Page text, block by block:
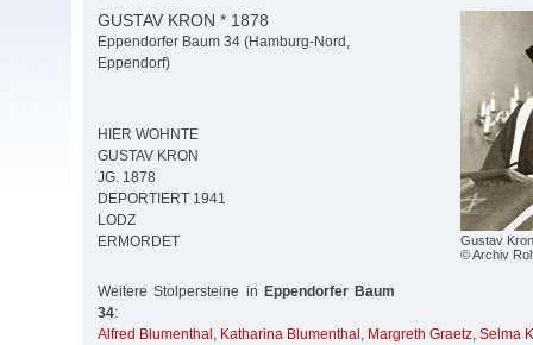
Gustav
© Archiv
GUSTAV KRON * 1878
Eppendorfer Baum 34 (Hamburg-Nord,
Eppendorf)
HIER WOHNTE
GUSTAV KRON
JG. 1878
DEPORTIERT 1941
LODZ
ERMORDET
Weitere Stolpersteine in Eppendorfer Baum
34:
Alfred Blumenthal , Katharina Blumenthal , Margreth Graetz, Selma